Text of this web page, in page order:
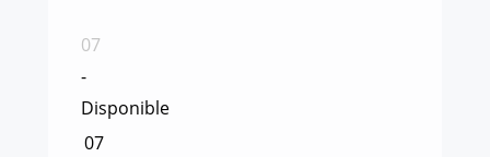
07
-
Disponible
07